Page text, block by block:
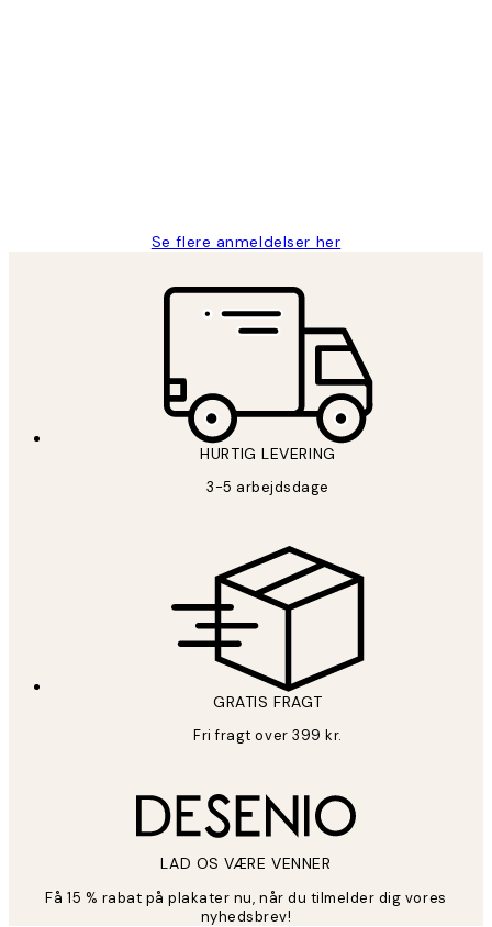
Se flere anmeldelser her
HURTIG LEVERING
3-5 arbejdsdage
GRATIS FRAGT
Fri fragt over 399 kr.
LAD OS VÆRE VENNER
Få 15 % rabat på plakater nu, når du tilmelder dig vores
nyhedsbrev!